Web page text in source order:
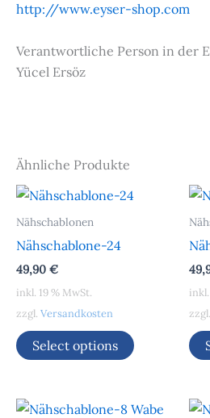
http://www.eyser-shop.com
Verantwortliche Person in der
Yücel Ersöz
Ähnliche Produkte
Nähschablonen
Nähschablone-24
49,90 €
inkl. 19 % MwSt.
zzgl. Versandkosten
Select options
zzgl.